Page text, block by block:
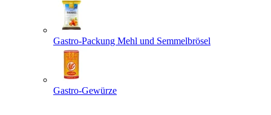
Gastro-Packung Mehl und Semmelbrösel
Gastro-Gewürze